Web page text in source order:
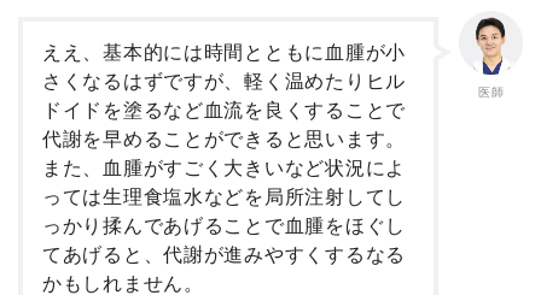
医師
ええ、基本的には時間とともに血腫が小
さくなるはずですが、軽く温めたりヒル
ドイドを塗るなど血流を良くすることで
代謝を早めることができると思います。
また、血腫がすごく大きいなど状況によ
っては生理食塩水などを局所注射してし
っかり揉んであげることで血腫をほぐし
てあげると、代謝が進みやすくするなる
かもしれません。